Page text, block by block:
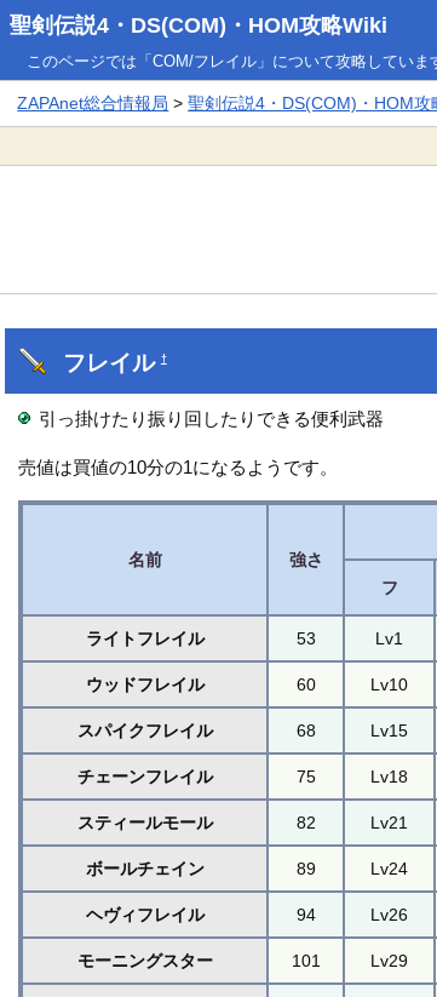
聖剣伝説4・DS(COM)・HOM攻略Wiki
このページでは「COM/フレイル」について攻略していま
ZAPAnet総合情報局 >聖剣伝説4・DS(COM)・HOM攻
フレイル†
引っ掛けたり振り回したりできる便利武器
売値は買値の10分の1になるようです。
名前 強さ
フ
ライトフレイル 53 Lv1
ウッドフレイル 60 Lv10
スパイクフレイル 68 Lv15
チェーンフレイル 75 Lv18
スティールモール 82 Lv21
ボールチェイン 89 Lv24
ヘヴィフレイル 94 Lv26
モーニングスター 101 Lv29